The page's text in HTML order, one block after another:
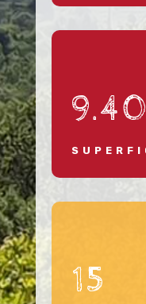
9.40
15